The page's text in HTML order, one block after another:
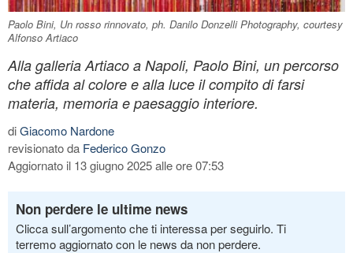
Paolo Bini, Un rosso rinnovato, ph. Danilo Donzelli Photography, courtesy
Alfonso Artiaco
Alla galleria Artiaco a Napoli, Paolo Bini, un percorso
che affida al colore e alla luce il compito di farsi
materia, memoria e paesaggio interiore.
diGiacomo Nardone
revisionato da Federico Gonzo
Aggiornato il 13 giugno 2025 alle ore 07:53
Non perdere le ultime news
Clicca sull’argomento che ti interessa per seguirlo. Ti
terremo aggiornato con le news da non perdere.